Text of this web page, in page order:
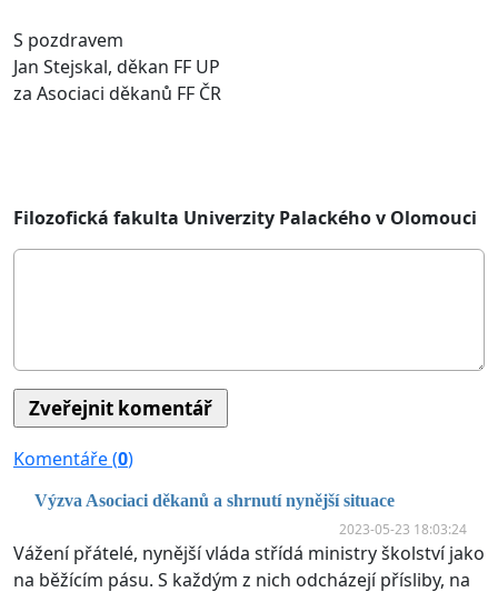
S pozdravem
Jan Stejskal, děkan FF UP
za Asociaci děkanů FF ČR
Filozofická fakulta Univerzity Palackého v Olomouci
Komentáře (0)
Výzva Asociaci děkanů a shrnutí nynější situace
2023-05-23 18:03:24
Vážení přátelé, nynější vláda střídá ministry školství jako
na běžícím pásu. S každým z nich odcházejí přísliby, na